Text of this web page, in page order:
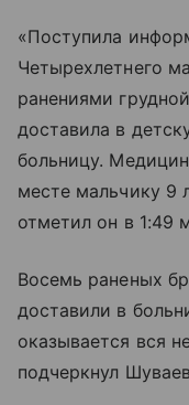
«Поступила
Четырехлетнего
ранениями
доставила в
больницу.
месте мальчику 9
отметил он в 1:49
Восемь раненых
доставили в
оказывается вся
подчеркнул